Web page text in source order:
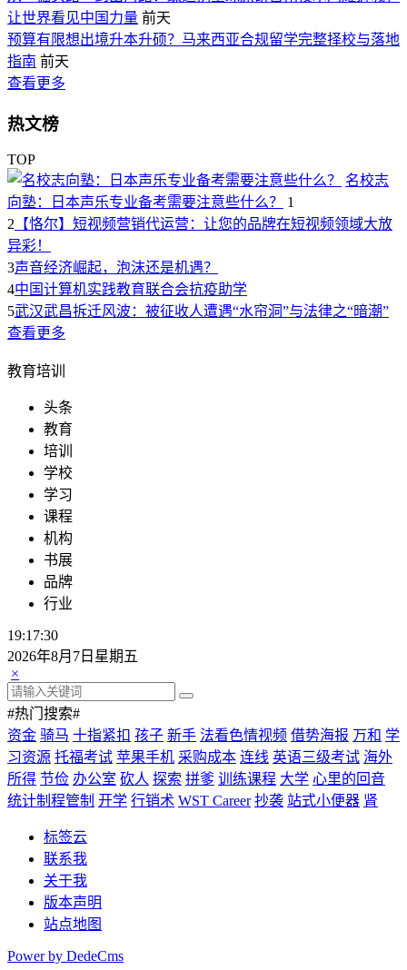
让世界看见中国力量 前天
预算有限想出境升本升硕？马来西亚合规留学完整择校与落地
指南 前天
查看更多
热文榜
TOP
名校志
向塾：日本声乐专业备考需要注意些什么？
1
2 【恪尔】短视频营销代运营：让您的品牌在短视频领域大放
异彩！
3声音经济崛起，泡沫还是机遇？
4中国计算机实践教育联合会抗疫助学
5武汉武昌拆迁风波：被征收人遭遇“水帘洞”与法律之“暗潮”
查看更多
教育培训
头条
教育
培训
学校
学习
课程
机构
书展
品牌
行业
19:17:30
2026年8月7日星期五
×
#热门搜索#
资金 骑马 十指紧扣 孩子 新手 法看色情视频 借势海报 万和 学
习资源 托福考试 苹果手机 采购成本 连线 英语三级考试 海外
所得 节俭 办公室 砍人 探索 拼爹 训练课程 大学 心里的回音
统计制程管制 开学 行销术 WST Career 抄袭 站式小便器 肾
标签云
联系我
关于我
版本声明
站点地图
Power by DedeCms